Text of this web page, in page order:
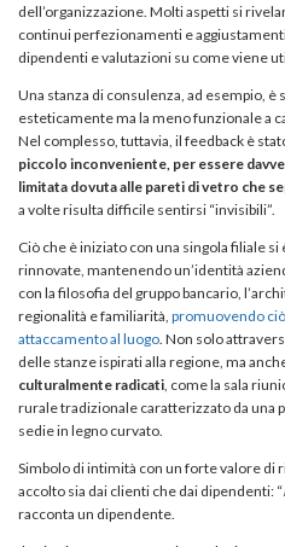
dell’organizzazione. Molti aspetti si
continui perfezionamenti e
dipendenti e valutazioni su come viene
Una stanza di consulenza, ad esempio, è
esteticamente ma la meno funzionale a
Nel complesso, tuttavia, il feedback è
piccolo inconveniente, per essere
limitata dovuta alle pareti di vetro che
a volte risulta difficile sentirsi “invisibili”.
Ciò che è iniziato con una singola filiale
rinnovate, mantenendo un’identità
con la filosofia del gruppo bancario,
regionalità e familiarità, promuovendo
attaccamento al luogo. Non solo
delle stanze ispirati alla regione, ma
culturalmente radicati, come la sala
rurale tradizionale caratterizzato da una
sedie in legno curvato.
Simbolo di intimità con un forte valore di
accolto sia dai clienti che dai dipendenti: “
racconta un dipendente.